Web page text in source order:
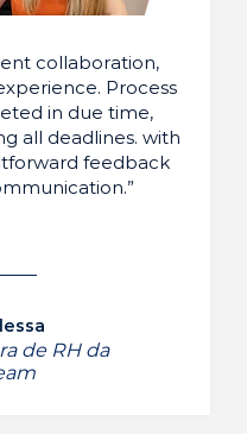
collaboration,
Process
in due time,
all deadlines. with
feedback
de RH da